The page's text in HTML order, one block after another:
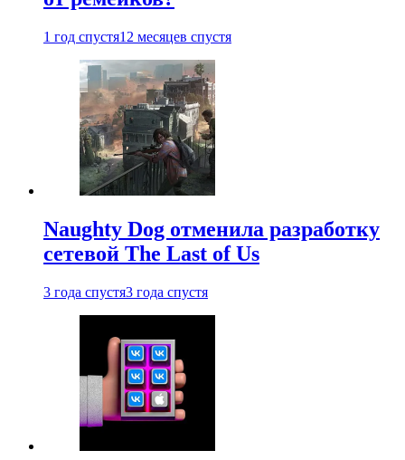
1 год спустя12 месяцев спустя
Naughty Dog отменила разработку
сетевой The Last of Us
3 года спустя3 года спустя